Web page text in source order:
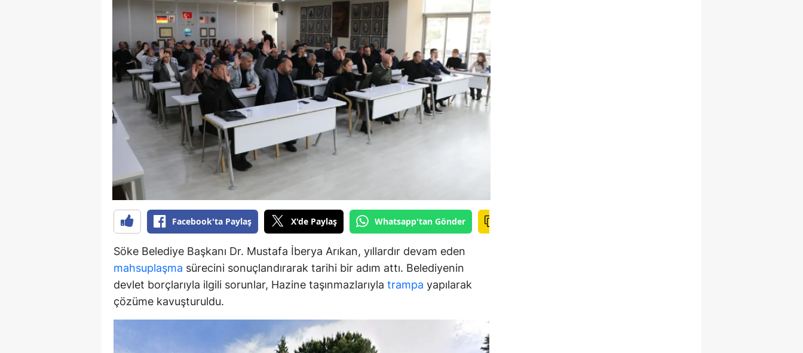
Şırnak
Bartın
Ardahan
Iğdır
Yalova
Kilis
Düzce
Facebook'ta Paylaş X'de Paylaş Whatsapp'tan Gönder
Söke Belediye Başkanı Dr. Mustafa İberya Arıkan, yıllardır devam eden
mahsuplaşma sürecini sonuçlandırarak tarihi bir adım attı. Belediyenin
devlet borçlarıyla ilgili sorunlar, Hazine taşınmazlarıyla trampa yapılarak
çözüme kavuşturuldu.